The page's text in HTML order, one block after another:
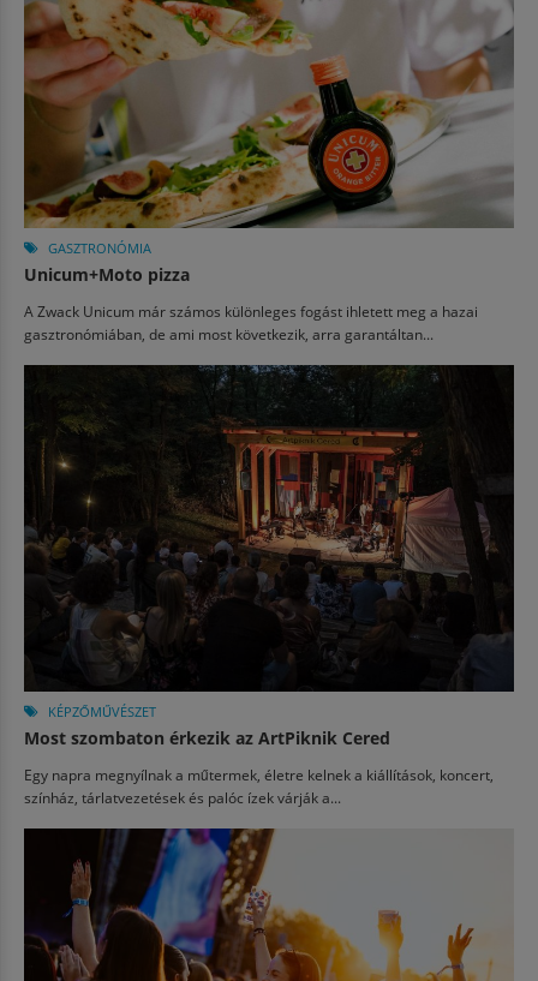
GASZTRONÓMIA
Unicum+Moto pizza
A Zwack Unicum már számos különleges fogást ihletett meg a hazai
gasztronómiában, de ami most következik, arra garantáltan...
KÉPZŐMŰVÉSZET
Most szombaton érkezik az ArtPiknik Cered
Egy napra megnyílnak a műtermek, életre kelnek a kiállítások, koncert,
színház, tárlatvezetések és palóc ízek várják a...